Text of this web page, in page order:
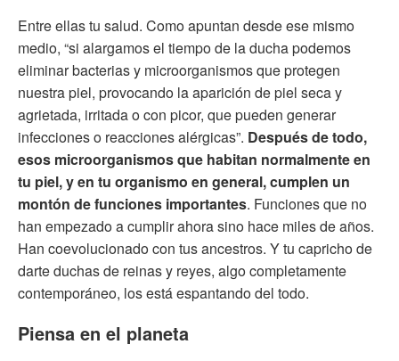
Entre ellas tu salud. Como apuntan desde ese mismo
medio, “si alargamos el tiempo de la ducha podemos
eliminar bacterias y microorganismos que protegen
nuestra piel, provocando la aparición de piel seca y
agrietada, irritada o con picor, que pueden generar
infecciones o reacciones alérgicas”. Después de todo,
esos microorganismos que habitan normalmente en
tu piel, y en tu organismo en general, cumplen un
montón de funciones importantes. Funciones que no
han empezado a cumplir ahora sino hace miles de años.
Han coevolucionado con tus ancestros. Y tu capricho de
darte duchas de reinas y reyes, algo completamente
contemporáneo, los está espantando del todo.
Piensa en el planeta